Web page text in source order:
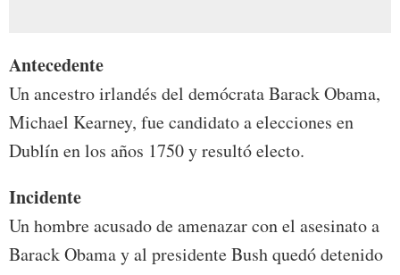
Antecedente
Un ancestro irlandés del demócrata Barack Obama,
Michael Kearney, fue candidato a elecciones en
Dublín en los años 1750 y resultó electo.
Incidente
Un hombre acusado de amenazar con el asesinato a
Barack Obama y al presidente Bush quedó detenido